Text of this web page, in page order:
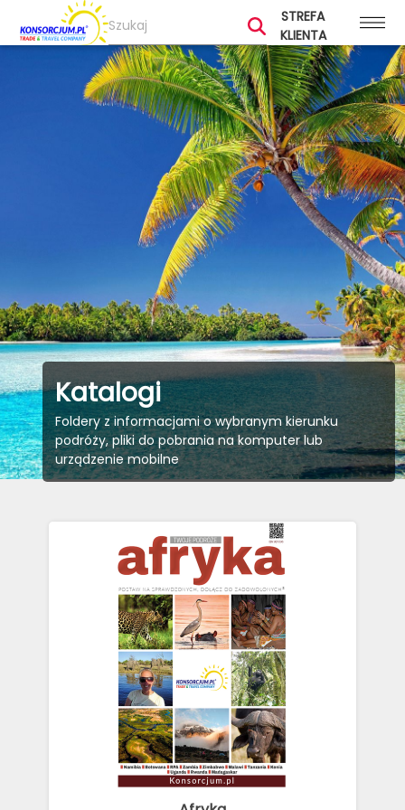
STREFA
KLIENTA
Katalogi
Foldery z informacjami o wybranym kierunku
podróży, pliki do pobrania na komputer lub
urządzenie mobilne